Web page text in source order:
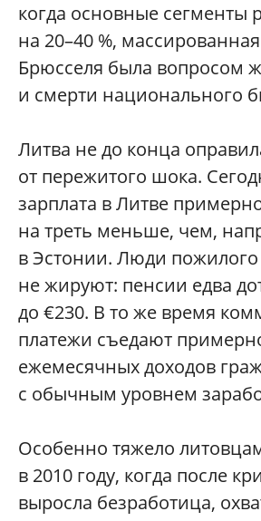
когда основные сегменты
на 20–40 %,
Брюсселя была вопросом
и смерти национального
Литва не до конца
от пережитого шока.
зарплата в Литве
на треть меньше, чем,
в Эстонии. Люди пожилого
не жируют: пенсии едва
до €230. В то же время
платежи съедают
ежемесячных доходов
с обычным уровнем
Особенно тяжело
в 2010 году, когда после
выросла безработица,